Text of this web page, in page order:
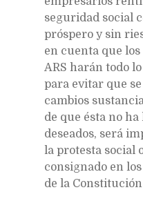
seguridad social
próspero y sin
en cuenta que los
ARS harán todo
para evitar que
cambios
de que ésta no
deseados, será
la protesta social
consignado en
de la Constitución